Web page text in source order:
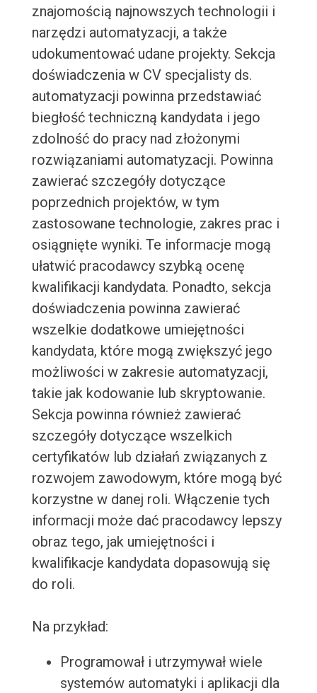
znajomością najnowszych technologii i
narzędzi automatyzacji, a także
udokumentować udane projekty. Sekcja
doświadczenia w CV specjalisty ds.
automatyzacji powinna przedstawiać
biegłość techniczną kandydata i jego
zdolność do pracy nad złożonymi
rozwiązaniami automatyzacji. Powinna
zawierać szczegóły dotyczące
poprzednich projektów, w tym
zastosowane technologie, zakres prac i
osiągnięte wyniki. Te informacje mogą
ułatwić pracodawcy szybką ocenę
kwalifikacji kandydata. Ponadto, sekcja
doświadczenia powinna zawierać
wszelkie dodatkowe umiejętności
kandydata, które mogą zwiększyć jego
możliwości w zakresie automatyzacji,
takie jak kodowanie lub skryptowanie.
Sekcja powinna również zawierać
szczegóły dotyczące wszelkich
certyfikatów lub działań związanych z
rozwojem zawodowym, które mogą być
korzystne w danej roli. Włączenie tych
informacji może dać pracodawcy lepszy
obraz tego, jak umiejętności i
kwalifikacje kandydata dopasowują się
do roli.
Na przykład:
Programował i utrzymywał wiele
systemów automatyki i aplikacji dla